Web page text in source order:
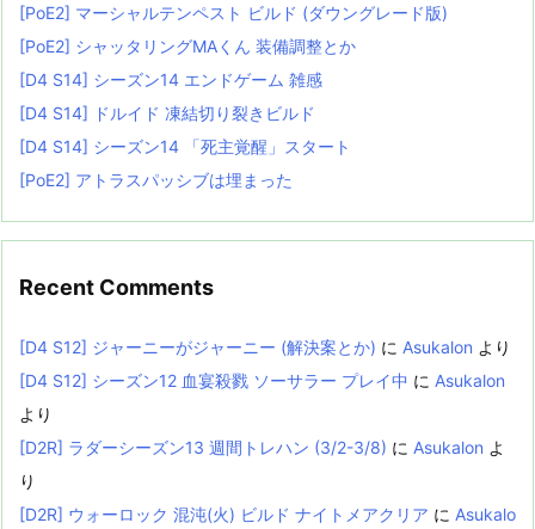
[PoE2] マーシャルテンペスト ビルド (ダウングレード版)
[PoE2] シャッタリングMAくん 装備調整とか
[D4 S14] シーズン14 エンドゲーム 雑感
[D4 S14] ドルイド 凍結切り裂きビルド
[D4 S14] シーズン14 「死主覚醒」スタート
[PoE2] アトラスパッシブは埋まった
Recent Comments
[D4 S12] ジャーニーがジャーニー (解決案とか) に Asukalon より
[D4 S12] シーズン12 血宴殺戮 ソーサラー プレイ中 に Asukalon
より
[D2R] ラダーシーズン13 週間トレハン (3/2-3/8) に Asukalon よ
り
[D2R] ウォーロック 混沌(火) ビルド ナイトメアクリア に Asukalo